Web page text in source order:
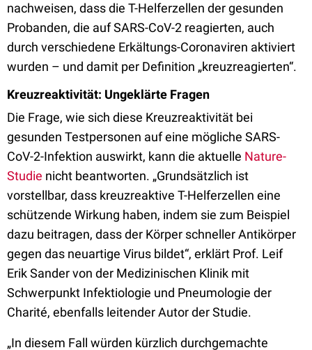
nachweisen, dass die T-Helferzellen der gesunden
Probanden, die auf SARS-CoV-2 reagierten, auch
durch verschiedene Erkältungs-Coronaviren aktiviert
wurden – und damit per Definition „kreuzreagierten“.
Kreuzreaktivität: Ungeklärte Fragen
Die Frage, wie sich diese Kreuzreaktivität bei
gesunden Testpersonen auf eine mögliche SARS-
CoV-2-Infektion auswirkt, kann die aktuelle Nature-
Studie nicht beantworten. „Grundsätzlich ist
vorstellbar, dass kreuzreaktive T-Helferzellen eine
schützende Wirkung haben, indem sie zum Beispiel
dazu beitragen, dass der Körper schneller Antikörper
gegen das neuartige Virus bildet“, erklärt Prof. Leif
Erik Sander von der Medizinischen Klinik mit
Schwerpunkt Infektiologie und Pneumologie der
Charité, ebenfalls leitender Autor der Studie.
„In diesem Fall würden kürzlich durchgemachte